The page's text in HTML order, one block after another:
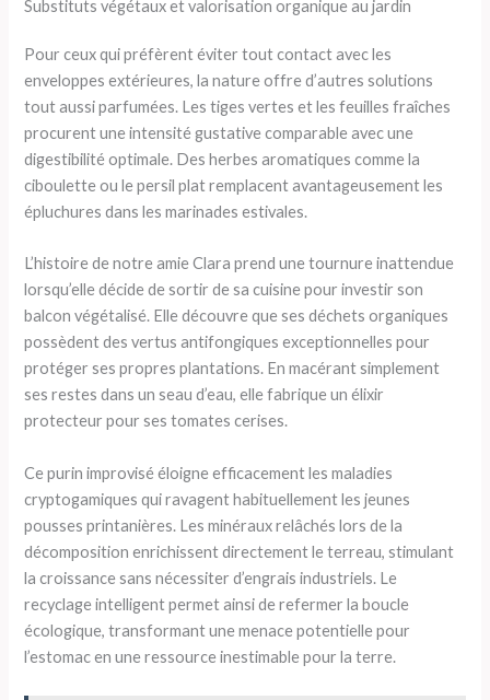
Substituts végétaux et valorisation organique au jardin
Pour ceux qui préfèrent éviter tout contact avec les
enveloppes extérieures, la nature offre d’autres solutions
tout aussi parfumées. Les tiges vertes et les feuilles fraîches
procurent une intensité gustative comparable avec une
digestibilité optimale. Des herbes aromatiques comme la
ciboulette ou le persil plat remplacent avantageusement les
épluchures dans les marinades estivales.
L’histoire de notre amie Clara prend une tournure inattendue
lorsqu’elle décide de sortir de sa cuisine pour investir son
balcon végétalisé. Elle découvre que ses déchets organiques
possèdent des vertus antifongiques exceptionnelles pour
protéger ses propres plantations. En macérant simplement
ses restes dans un seau d’eau, elle fabrique un élixir
protecteur pour ses tomates cerises.
Ce purin improvisé éloigne efficacement les maladies
cryptogamiques qui ravagent habituellement les jeunes
pousses printanières. Les minéraux relâchés lors de la
décomposition enrichissent directement le terreau, stimulant
la croissance sans nécessiter d’engrais industriels. Le
recyclage intelligent permet ainsi de refermer la boucle
écologique, transformant une menace potentielle pour
l’estomac en une ressource inestimable pour la terre.